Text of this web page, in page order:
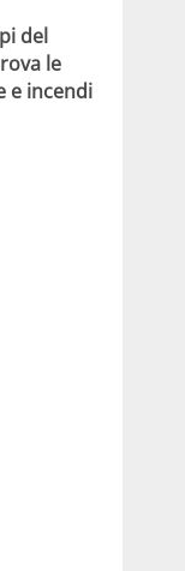
del
le
e incendi